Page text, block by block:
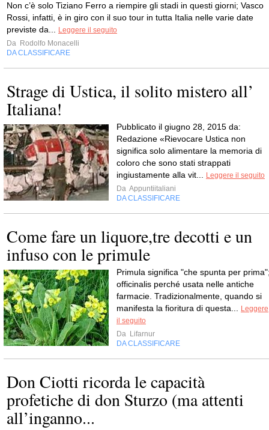
Non c’è solo Tiziano Ferro a riempire gli stadi in questi giorni; Vasco
Rossi, infatti, è in giro con il suo tour in tutta Italia nelle varie date
previste da...
Leggere il seguito
Da Rodolfo Monacelli
DA CLASSIFICARE
Strage di Ustica, il solito mistero all’
Italiana!
Pubblicato il giugno 28, 2015 da:
Redazione «Rievocare Ustica non
significa solo alimentare la memoria di
coloro che sono stati strappati
ingiustamente alla vit...
Leggere il seguito
Da Appuntiitaliani
DA CLASSIFICARE
Come fare un liquore,tre decotti e un
infuso con le primule
Primula significa "che spunta per
officinalis perché usata nelle antiche
farmacie. Tradizionalmente, quando si
manifesta la fioritura di questa...
Leggere
il seguito
Da Lifarnur
DA CLASSIFICARE
Don Ciotti ricorda le capacità
profetiche di don Sturzo (ma attenti
all’inganno...